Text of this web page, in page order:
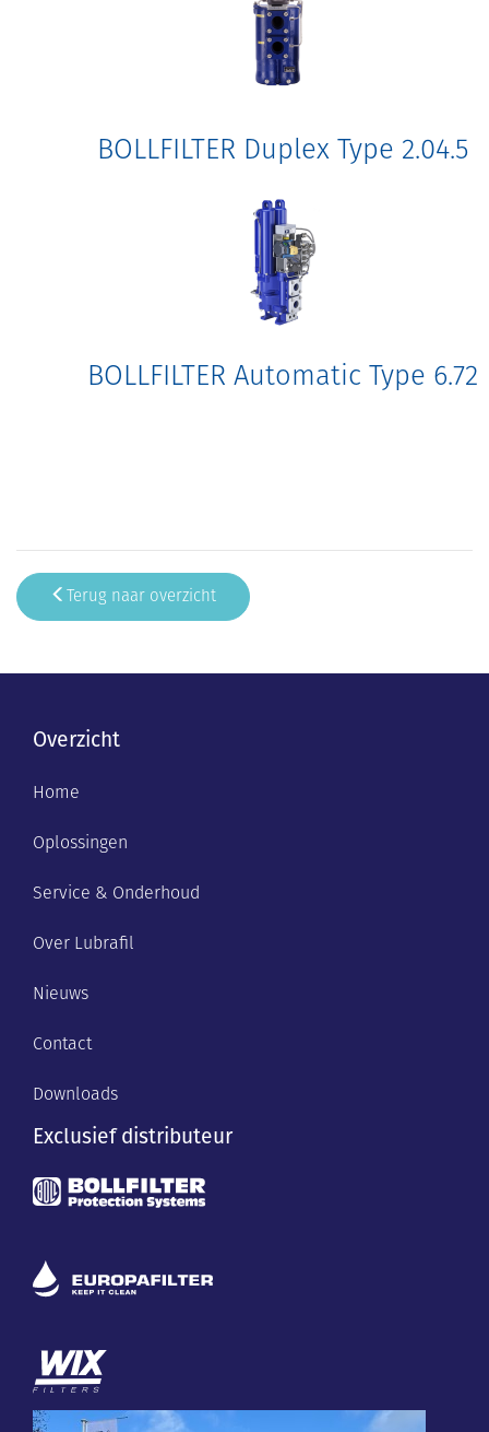
BOLLFILTER Duplex Type 2.04.5
BOLLFILTER Automatic Type 6.72
Terug naar overzicht
Overzicht
Home
Oplossingen
Service & Onderhoud
Over Lubrafil
Nieuws
Contact
Downloads
Exclusief distributeur